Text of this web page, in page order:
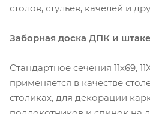
столов, стульев, качелей и
Заборная доска ДПК и
Стандартное сечения 11х69,
применяется в качестве
столиках, для декорации